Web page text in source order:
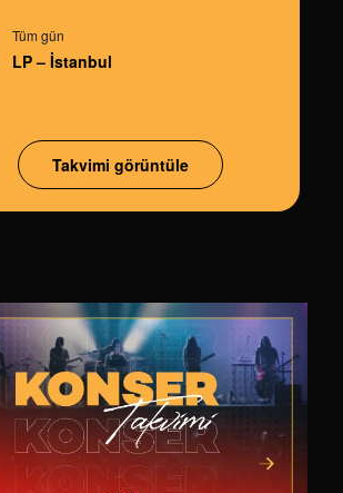
Tüm gün
LP – İstanbul
Takvimi görüntüle